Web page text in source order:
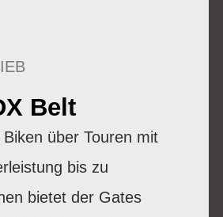
Belt
über Touren mit
bis zu
bietet der Gates